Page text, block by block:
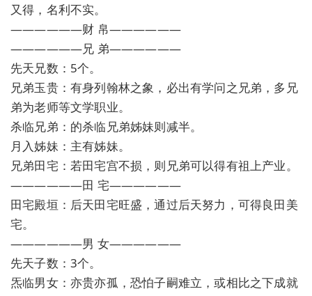
又得，名利不实。
——————财 帛——————
——————兄 弟——————
先天兄数：5个。
兄弟玉贵：有身列翰林之象，必出有学问之兄弟，多兄
弟为老师等文学职业。
杀临兄弟：的杀临兄弟姊妹则减半。
月入姊妹：主有姊妹。
兄弟田宅：若田宅宫不损，则兄弟可以得有祖上产业。
——————田 宅——————
田宅殿垣：后天田宅旺盛，通过后天努力，可得良田美
宅。
——————男 女——————
先天子数：3个。
炁临男女：亦贵亦孤，恐怕子嗣难立，或相比之下成就